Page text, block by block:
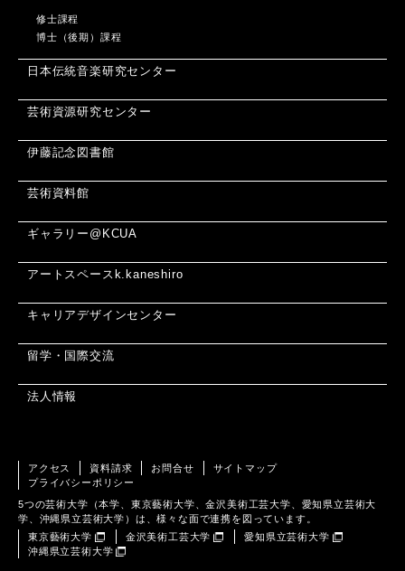
修士課程
博士（後期）課程
日本伝統音楽研究センター
芸術資源研究センター
伊藤記念図書館
芸術資料館
ギャラリー@KCUA
アートスペースk.kaneshiro
キャリアデザインセンター
留学・国際交流
法人情報
アクセス 資料請求 お問合せ
サイトマップ
プライバシーポリシー
5つの芸術大学（本学、東京藝術大学、金沢美術工芸大学、愛知県立芸術大
学、沖縄県立芸術大学）は、様々な面で連携を図っています。
東京藝術大学
金沢美術工芸大学
愛知県立芸術大学
沖縄県立芸術大学